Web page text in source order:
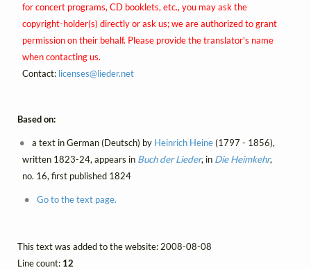
for concert programs, CD booklets, etc., you may ask the
copyright-holder(s) directly or ask us; we are authorized to grant
permission on their behalf. Please provide the translator's name
when contacting us.
Contact: licenses@lieder.net
Based on:
a text in German (Deutsch) by Heinrich Heine(1797 - 1856),
written 1823-24, appears in Buch der Lieder, in Die Heimkehr,
no. 16, first published 1824
Go to the text page.
This text was added to the website: 2008-08-08
Line count: 12